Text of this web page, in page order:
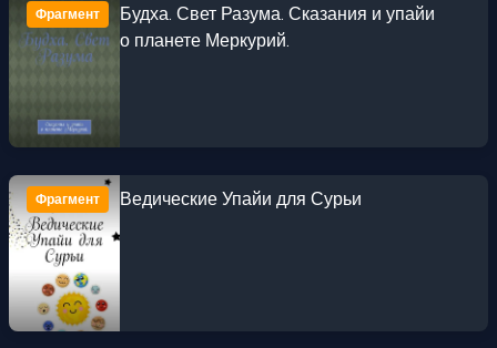
Фрагмент
Будха. Свет Разума. Сказания и упайи
о планете Меркурий.
Фрагмент Ведические Упайи для Сурьи